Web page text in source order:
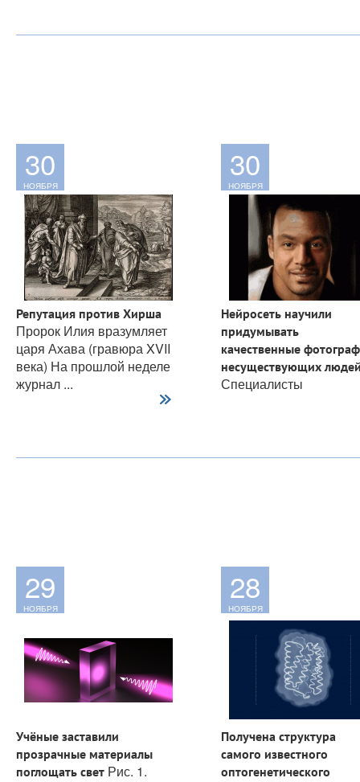
30
НОЯБРЯ
Репутация против Хирша
Пророк Илия вразумляет
царя Ахава (гравюра XVII
века) На прошлой неделе
журнал ...
30
НОЯБРЯ
Нейросеть научили
придумывать
качественные
несуществующих
Специалисты
29
НОЯБРЯ
Учёные заставили
прозрачные материалы
поглощать свет Рис. 1.
28
НОЯБРЯ
Получена структура
самого известного
оптогенетического